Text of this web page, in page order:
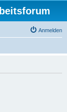
Anmelden